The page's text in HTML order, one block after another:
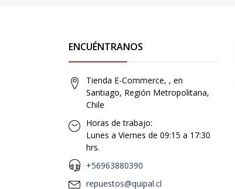
ENCUÉNTRANOS
Tienda E-Commerce, , en
Santiago, Región Metropolitana,
Chile
Horas de trabajo:
Lunes a Viernes de 09:15 a 17:30
hrs.
+56963880390
repuestos@quipal.cl